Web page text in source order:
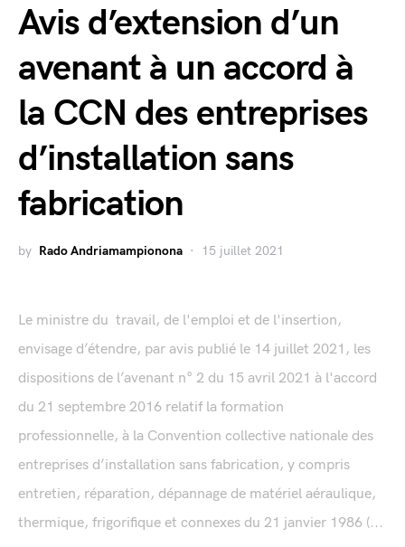
Avis d’extension d’un
avenant à un accord à
la CCN des entreprises
d’installation sans
fabrication
by Rado Andriamampionona 15 juillet 2021
Le ministre du travail, de l'emploi et de l'insertion,
envisage d’étendre, par avis publié le 14 juillet 2021, les
dispositions de l’avenant n° 2 du 15 avril 2021 à l'accord
du 21 septembre 2016 relatif la formation
professionnelle, à la Convention collective nationale des
entreprises d’installation sans fabrication, y compris
entretien, réparation, dépannage de matériel aéraulique,
thermique, frigorifique et connexes du 21 janvier 1986 (...